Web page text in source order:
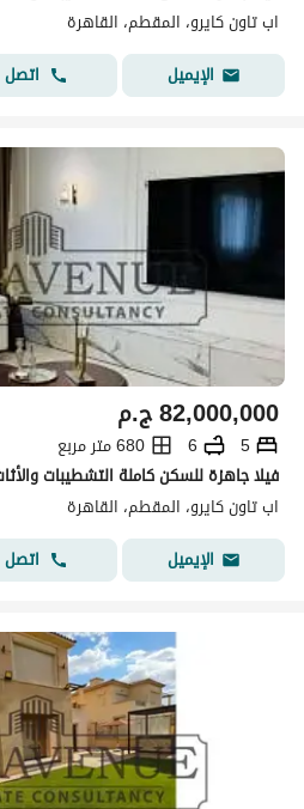
اب تاون كايرو، المقطم، القاهرة
الإيميل
اتصل
ج.م82,000,000
5
6
680 متر مربع
اب تاون كايرو، المقطم، القاهرة
الإيميل
اتصل